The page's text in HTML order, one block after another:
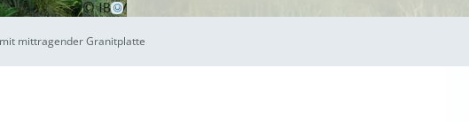
©
mittragender Granitplatte